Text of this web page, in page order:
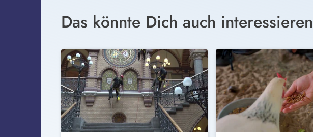
Das könnte Dich auch interessieren